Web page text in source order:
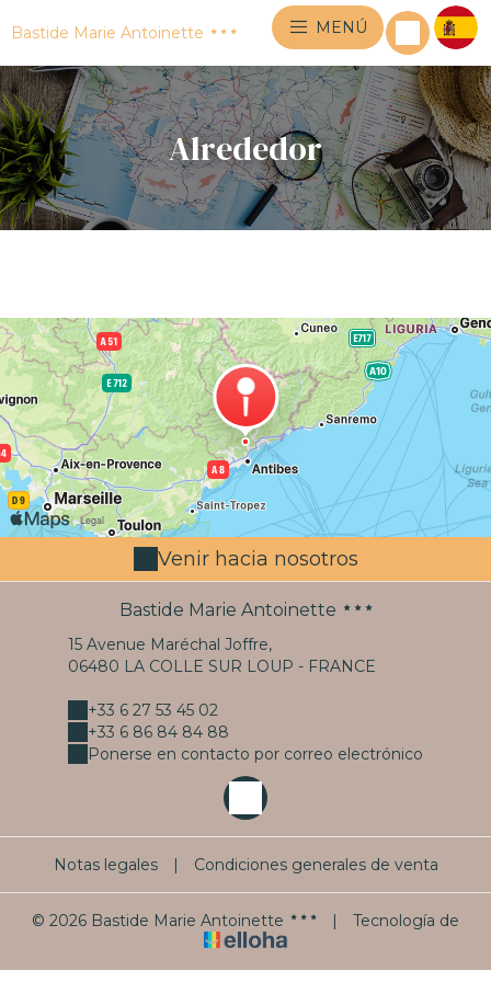
Bastide Marie Antoinette MENÚ
Alrededor
Venir hacia nosotros
Bastide Marie Antoinette
15 Avenue Maréchal Joffre,
06480 LA COLLE SUR LOUP - FRANCE
+33 6 27 53 45 02
+33 6 86 84 84 88
Ponerse en contacto por correo electrónico
Notas legales | Condiciones generales de venta
© 2026 Bastide Marie Antoinette | Tecnología de